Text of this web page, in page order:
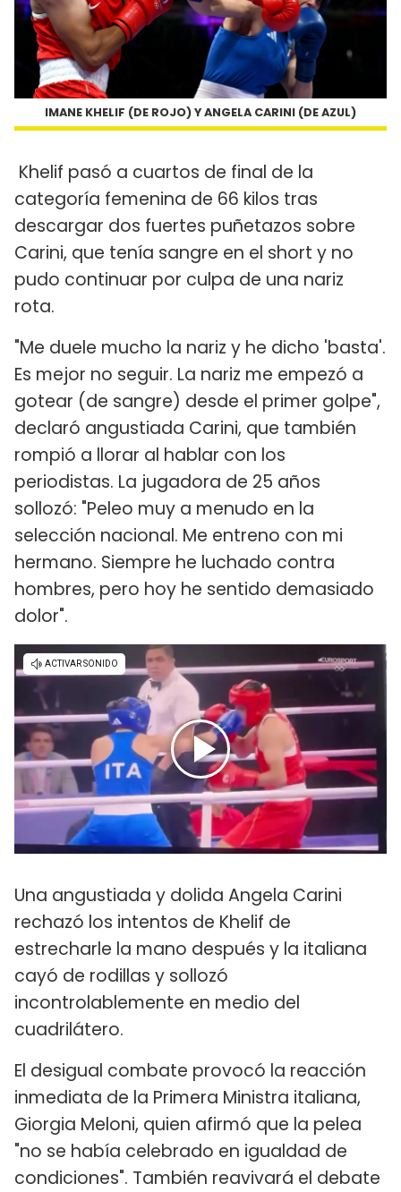
IMANE KHELIF (DE ROJO) Y ANGELA CARINI (DE AZUL)
Khelif pasó a cuartos de final de la
categoría femenina de 66 kilos tras
descargar dos fuertes puñetazos sobre
Carini, que tenía sangre en el short y no
pudo continuar por culpa de una nariz
rota.
"Me duele mucho la nariz y he dicho 'basta'.
Es mejor no seguir. La nariz me empezó a
gotear (de sangre) desde el primer golpe",
declaró angustiada Carini, que también
rompió a llorar al hablar con los
periodistas. La jugadora de 25 años
sollozó: "Peleo muy a menudo en la
selección nacional. Me entreno con mi
hermano. Siempre he luchado contra
hombres, pero hoy he sentido demasiado
dolor".
Una angustiada y dolida Angela Carini
rechazó los intentos de Khelif de
estrecharle la mano después y la italiana
cayó de rodillas y sollozó
incontrolablemente en medio del
cuadrilátero.
El desigual combate provocó la reacción
inmediata de la Primera Ministra italiana,
Giorgia Meloni, quien afirmó que la pelea
"no se había celebrado en igualdad de
condiciones". También reavivará el debate